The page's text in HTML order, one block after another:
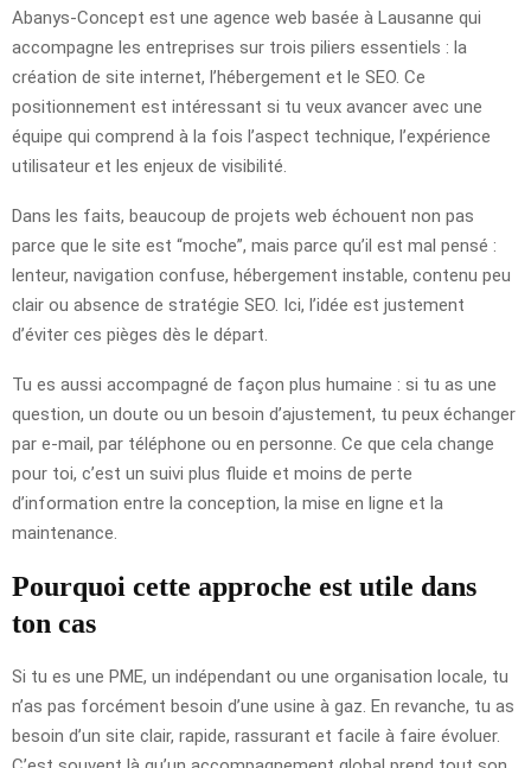
Abanys-Concept est une agence web basée à Lausanne qui
accompagne les entreprises sur trois piliers essentiels : la
création de site internet, l’hébergement et le SEO. Ce
positionnement est intéressant si tu veux avancer avec une
équipe qui comprend à la fois l’aspect technique, l’expérience
utilisateur et les enjeux de visibilité.
Dans les faits, beaucoup de projets web échouent non pas
parce que le site est “moche”, mais parce qu’il est mal pensé :
lenteur, navigation confuse, hébergement instable, contenu peu
clair ou absence de stratégie SEO. Ici, l’idée est justement
d’éviter ces pièges dès le départ.
Tu es aussi accompagné de façon plus humaine : si tu as une
question, un doute ou un besoin d’ajustement, tu peux échanger
par e-mail, par téléphone ou en personne. Ce que cela change
pour toi, c’est un suivi plus fluide et moins de perte
d’information entre la conception, la mise en ligne et la
maintenance.
Pourquoi cette approche est utile dans
ton cas
Si tu es une PME, un indépendant ou une organisation locale, tu
n’as pas forcément besoin d’une usine à gaz. En revanche, tu as
besoin d’un site clair, rapide, rassurant et facile à faire évoluer.